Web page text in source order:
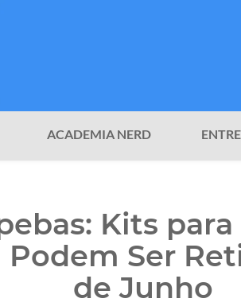
ACADEMIA NERD
Kits
Ser
de Junho